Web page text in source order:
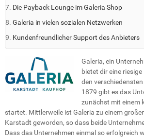
Die Payback Lounge im Galeria Shop
Galeria in vielen sozialen Netzwerken
Kundenfreundlicher Support des Anbieters
Galeria, ein
bietet dir eine
den
1879 gibt es das
zunächst mit einem
startet. Mittlerweile ist Galeria zu einem
Karstadt geworden, so dass beide
Dass das Unternehmen einmal so erfolgreich